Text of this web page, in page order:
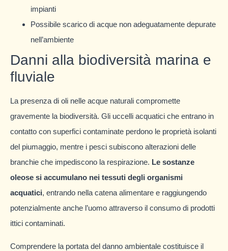
impianti
Possibile scarico di acque non adeguatamente depurate
nell’ambiente
Danni alla biodiversità marina e
fluviale
La presenza di oli nelle acque naturali compromette
gravemente la biodiversità. Gli uccelli acquatici che entrano in
contatto con superfici contaminate perdono le proprietà isolanti
del piumaggio, mentre i pesci subiscono alterazioni delle
branchie che impediscono la respirazione. Le sostanze
oleose si accumulano nei tessuti degli organismi
acquatici, entrando nella catena alimentare e raggiungendo
potenzialmente anche l’uomo attraverso il consumo di prodotti
ittici contaminati.
Comprendere la portata del danno ambientale costituisce il